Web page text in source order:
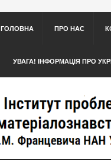
ГОЛОВНА ПРО НАС
УВАГА! ІНФОРМАЦІЯ ПРО